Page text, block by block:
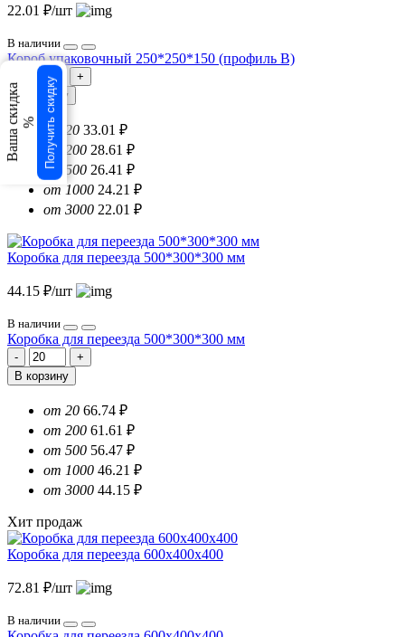
22.01 ₽/шт
В наличии
Короб упаковочный 250*250*150 (профиль B)
В корзину
от 20 33.01 ₽
от 200 28.61 ₽
от 500 26.41 ₽
от 1000 24.21 ₽
от 3000 22.01 ₽
Коробка для переезда 500*300*300 мм
44.15 ₽/шт
В наличии
Коробка для переезда 500*300*300 мм
В корзину
от 20 66.74 ₽
от 200 61.61 ₽
от 500 56.47 ₽
от 1000 46.21 ₽
от 3000 44.15 ₽
Хит продаж
Коробка для переезда 600х400х400
72.81 ₽/шт
В наличии
Ваша скидка % Получить скидку